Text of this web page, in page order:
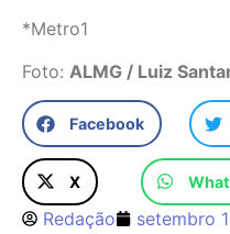
*Metro1
Foto: ALMG / Luiz
Facebook
X
Redação setembro